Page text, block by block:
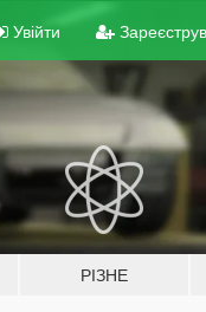
Увійти
РІЗНЕ